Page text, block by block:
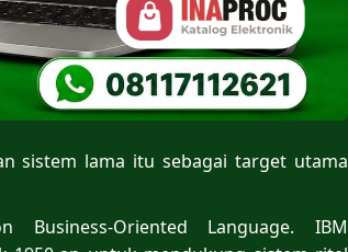
sistem lama itu sebagai target utama
Business-Oriented Language. IBM